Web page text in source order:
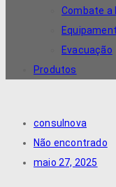
Combate a
Evacuação
Produtos
consulnova
Não encontrado
maio 27, 2025